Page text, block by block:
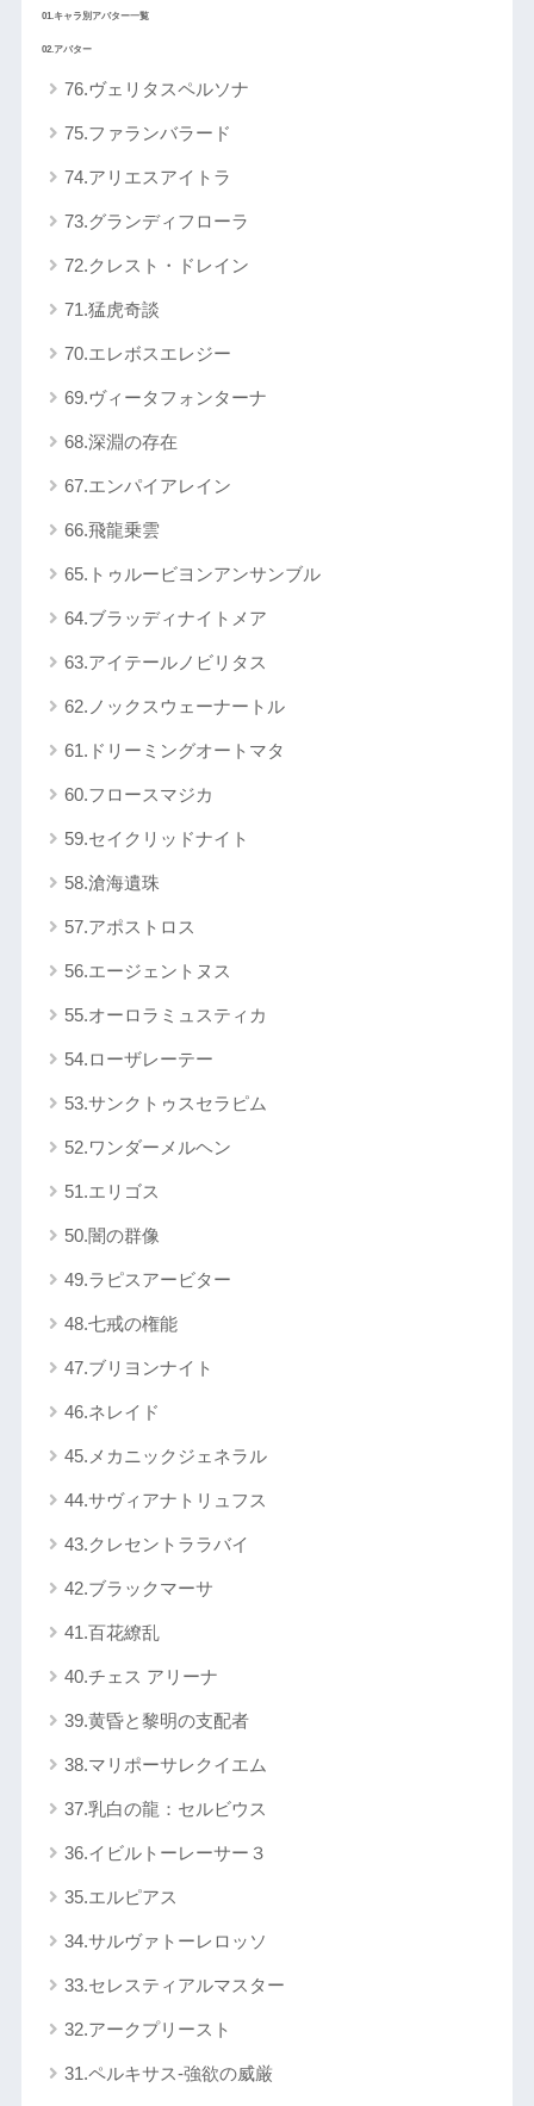
01.キャラ別アバター一覧
02.アバター
76.ヴェリタスペルソナ
75.ファランバラード
74.アリエスアイトラ
73.グランディフローラ
72.クレスト・ドレイン
71.猛虎奇談
70.エレボスエレジー
69.ヴィータフォンターナ
68.深淵の存在
67.エンパイアレイン
66.飛龍乗雲
65.トゥルービヨンアンサンブル
64.ブラッディナイトメア
63.アイテールノビリタス
62.ノックスウェーナートル
61.ドリーミングオートマタ
60.フロースマジカ
59.セイクリッドナイト
58.滄海遺珠
57.アポストロス
56.エージェントヌス
55.オーロラミュスティカ
54.ローザレーテー
53.サンクトゥスセラピム
52.ワンダーメルヘン
51.エリゴス
50.闇の群像
49.ラピスアービター
48.七戒の権能
47.ブリヨンナイト
46.ネレイド
45.メカニックジェネラル
44.サヴィアナトリュフス
43.クレセントララバイ
42.ブラックマーサ
41.百花繚乱
40.チェス アリーナ
39.黄昏と黎明の支配者
38.マリポーサレクイエム
37.乳白の龍：セルビウス
36.イビルトーレーサー３
35.エルピアス
34.サルヴァトーレロッソ
33.セレスティアルマスター
32.アークプリースト
31.ペルキサス-強欲の威厳